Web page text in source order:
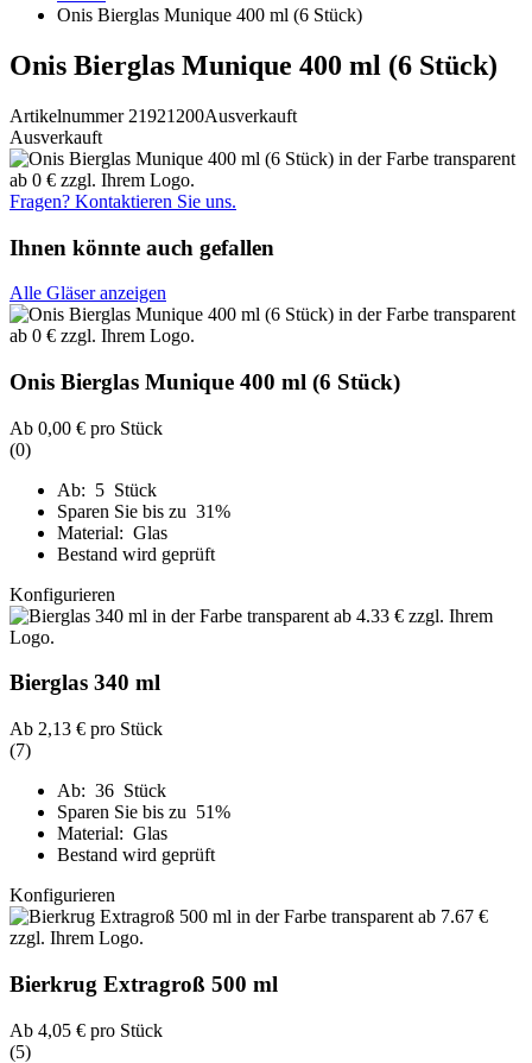
Onis Bierglas Munique 400 ml (6 Stück)
Onis Bierglas Munique 400 ml (6 Stück)
Artikelnummer 21921200Ausverkauft
Ausverkauft
Fragen? Kontaktieren Sie uns.
Ihnen könnte auch gefallen
Alle Gläser anzeigen
Onis Bierglas Munique 400 ml (6 Stück)
Ab 0,00 € pro Stück
(0)
Ab: 5 Stück
Sparen Sie bis zu 31%
Material: Glas
Bestand wird geprüft
Konfigurieren
Bierglas 340 ml
Ab 2,13 € pro Stück
(7)
Ab: 36 Stück
Sparen Sie bis zu 51%
Material: Glas
Bestand wird geprüft
Konfigurieren
Bierkrug Extragroß 500 ml
Ab 4,05 € pro Stück
(5)